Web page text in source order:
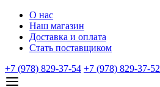
О нас
Наш магазин
Доставка и оплата
Стать поставщиком
+7 (978) 829-37-54 +7 (978) 829-37-52